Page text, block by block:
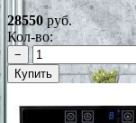
28550руб.
Кол-во:
−
Купить